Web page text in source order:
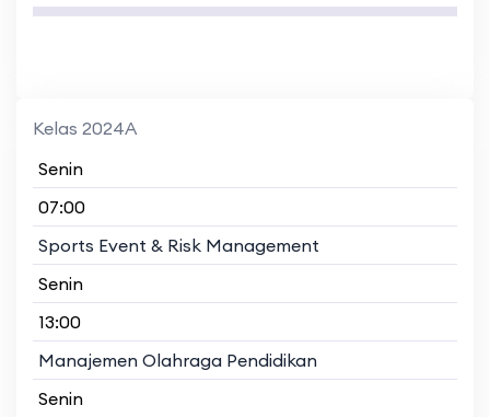
Kelas 2024A
Senin
07:00
Sports Event & Risk Management
Senin
13:00
Manajemen Olahraga Pendidikan
Senin